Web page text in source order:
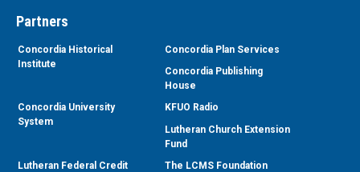
Partners
Concordia Historical
Institute
Concordia Plan Services
Concordia Publishing
House
Concordia University
System
KFUO Radio
Lutheran Church Extension
Fund
Lutheran Federal Credit
The LCMS Foundation